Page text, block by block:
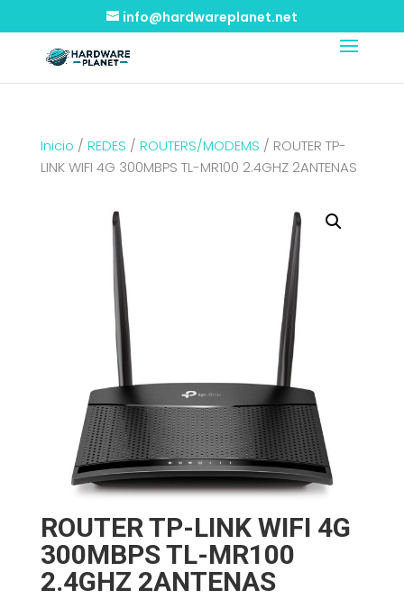
info@hardwareplanet.net
Inicio / REDES / ROUTERS/MODEMS / ROUTER TP-
LINK WIFI 4G 300MBPS TL-MR100 2.4GHZ 2ANTENAS
ROUTER TP-LINK WIFI 4G
300MBPS TL-MR100
2.4GHZ 2ANTENAS